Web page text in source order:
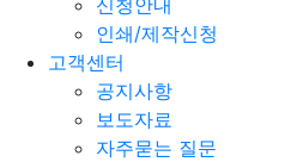
인쇄/제작신청
고객센터
공지사항
보도자료
자주묻는 질문